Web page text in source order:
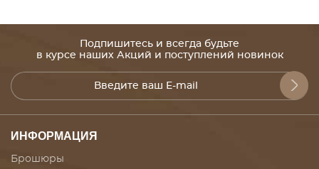
Подпишитесь и всегда будьте
в курсе наших Акций и поступлений новинок
ИНФОРМАЦИЯ
Брошюры